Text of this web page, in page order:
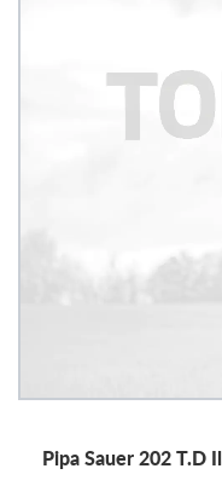
Pipa Sauer 202 T.D